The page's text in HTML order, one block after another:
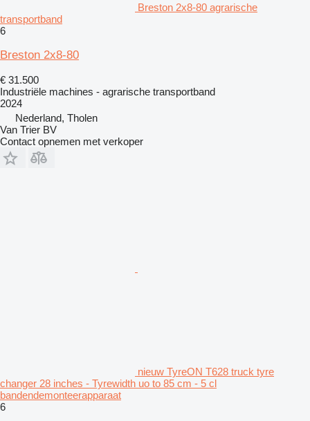
Breston 2x8-80 agrarische
transportband
6
Breston 2x8-80
€ 31.500
Industriële machines - agrarische transportband
2024
Nederland, Tholen
Van Trier BV
Contact opnemen met verkoper
nieuw TyreON T628 truck tyre
changer 28 inches - Tyrewidth uo to 85 cm - 5 cl
bandendemonteerapparaat
6